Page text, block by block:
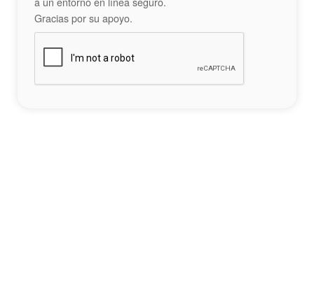
Gracias por su apoyo.